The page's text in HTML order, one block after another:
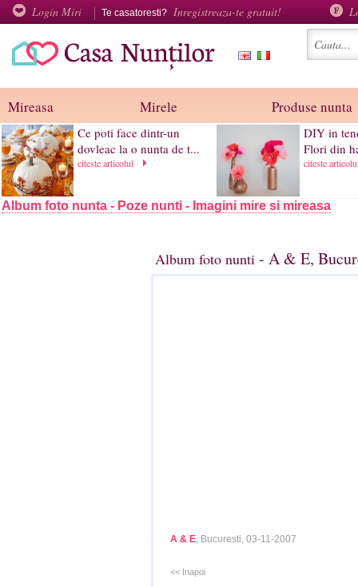
Login Miri Te casatoresti? Inregistreaza-te gratuit!
Mireasa Mirele Produse nunta
Ce poti face dintr-un
dovleac la o nunta de t...
citeste articolul
DIY in
Flori din
citeste
Album foto nunta - Poze nunti - Imagini mire si mireasa
Album foto nunti - A & E,
A & E, Bucuresti, 03-11-2007
<< Inapoi